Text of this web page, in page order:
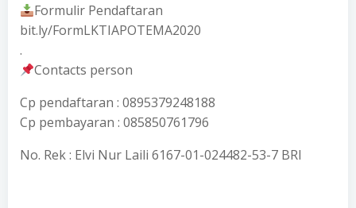
Formulir Pendaftaran
bit.ly/FormLKTIAPOTEMA2020
.
Contacts person
Cp pendaftaran : 0895379248188
Cp pembayaran : 085850761796
No. Rek : Elvi Nur Laili 6167-01-024482-53-7 BRI